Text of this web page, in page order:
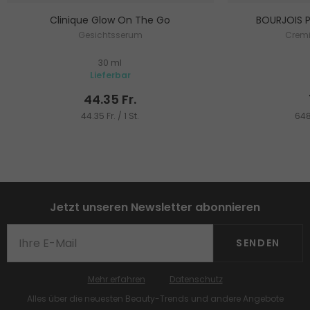
Clinique Glow On The Go
Gesichtsserum
30 ml
Lieferbar
44.35 Fr.
44.35 Fr. / 1 St.
Jetzt unseren Newsletter abonnieren
SENDEN
Alles über die neuesten Beauty-Trends und andere Angebote
Mehr erfahren Datenschutz